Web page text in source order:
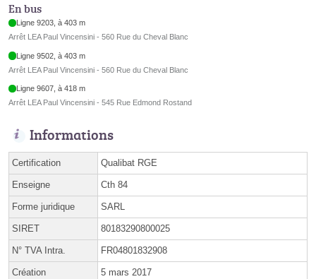
En bus
Ligne 9203, à 403 m
Arrêt LEA Paul Vincensini - 560 Rue du Cheval Blanc
Ligne 9502, à 403 m
Arrêt LEA Paul Vincensini - 560 Rue du Cheval Blanc
Ligne 9607, à 418 m
Arrêt LEA Paul Vincensini - 545 Rue Edmond Rostand
Informations
Certification Qualibat RGE
Enseigne Cth 84
Forme juridique SARL
SIRET 80183290800025
N° TVA Intra. FR04801832908
Création 5 mars 2017